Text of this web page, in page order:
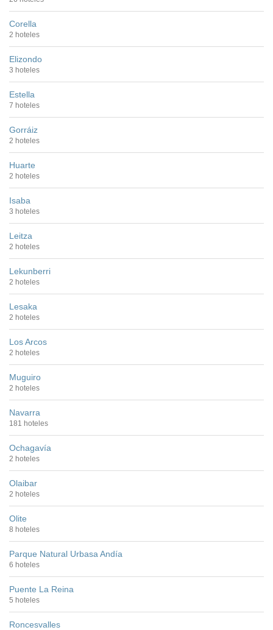
Corella
2 hoteles
Elizondo
3 hoteles
Estella
7 hoteles
Gorráiz
2 hoteles
Huarte
2 hoteles
Isaba
3 hoteles
Leitza
2 hoteles
Lekunberri
2 hoteles
Lesaka
2 hoteles
Los Arcos
2 hoteles
Muguiro
2 hoteles
Navarra
181 hoteles
Ochagavía
2 hoteles
Olaibar
2 hoteles
Olite
8 hoteles
Parque Natural Urbasa Andía
6 hoteles
Puente La Reina
5 hoteles
Roncesvalles